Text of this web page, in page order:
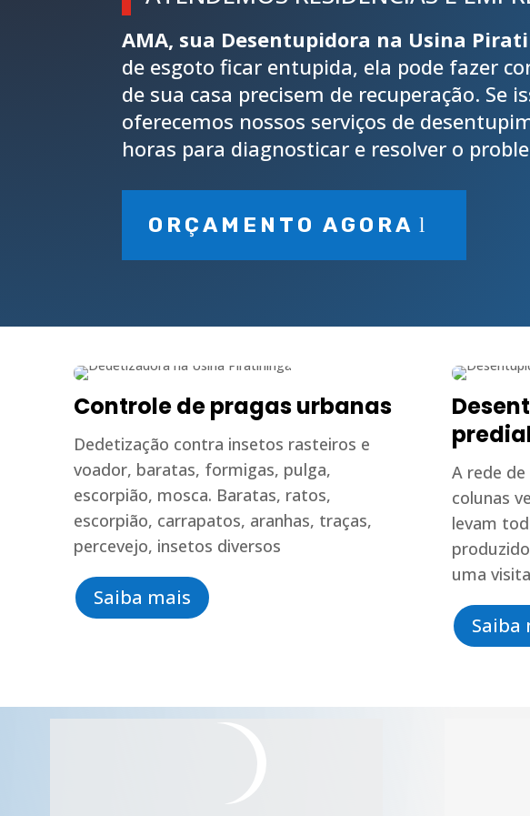
AMA, sua Desentupidora na Usina
de esgoto ficar entupida, ela pode fazer
de sua casa precisem de recuperação. Se
oferecemos nossos serviços de
horas para diagnosticar e resolver o
ORÇAMENTO AGORA
Controle de pragas urbanas
Dedetização contra insetos rasteiros e
voador, baratas, formigas, pulga,
escorpião, mosca. Baratas, ratos,
escorpião, carrapatos, aranhas, traças,
percevejo, insetos diversos
Saiba mais
A rede
colunas
levam
uma
Saiba